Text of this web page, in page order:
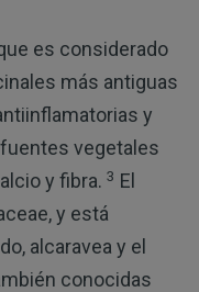
es considerado
más antiguas
y
vegetales
y fibra. 3 El
y está
alcaravea y el
conocidas